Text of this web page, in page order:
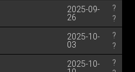
2025-09-
26
?
?
2025-10-
03
?
?
2025-10-
?